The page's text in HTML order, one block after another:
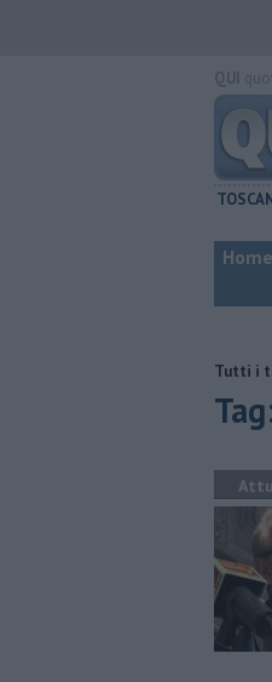
Home
Tutti i
Nascosta in un bar per